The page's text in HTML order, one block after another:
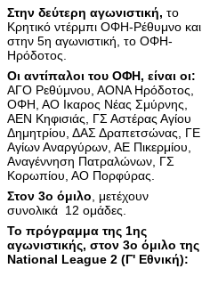
Στην δεύτερη αγωνιστική, το
Κρητικό ντέρμπι ΟΦΗ-Ρέθυμνο και
στην 5η αγωνιστική, το ΟΦΗ-
Ηρόδοτος.
Οι αντίπαλοι του ΟΦΗ, είναι οι:
ΑΓΟ Ρεθύμνου, ΑΟΝΑ Ηρόδοτος,
ΟΦΗ, ΑΟ Ικαρος Νέας Σμύρνης,
ΑΕΝ Κηφισιάς, ΓΣ Αστέρας Αγίου
Δημητρίου, ΔΑΣ Δραπετσώνας, ΓΕ
Αγίων Αναργύρων, ΑΕ Πικερμίου,
Αναγέννηση Πατραλώνων, ΓΣ
Κορωπίου, ΑΟ Πορφύρας.
Στον 3ο όμιλο , μετέχουν
συνολικά 12 ομάδες.
Το πρόγραμμα της 1ης
αγωνιστικής, στον 3ο όμιλο της
National League 2 (Γ' Εθνική):